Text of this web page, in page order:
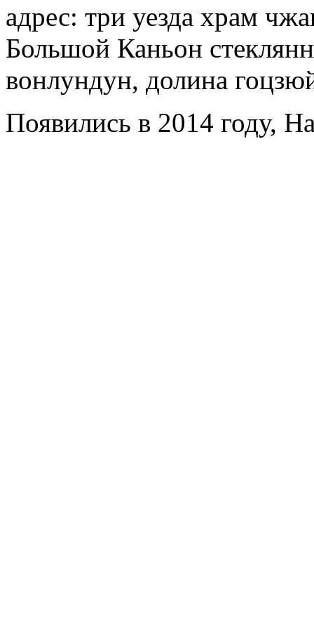
адрес: три уезда храм
Большой Каньон
вонлундун, долина
Появились в 2014 году,